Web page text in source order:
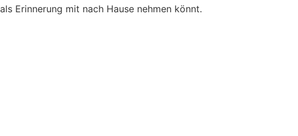
Erinnerung mit nach Hause nehmen könnt.